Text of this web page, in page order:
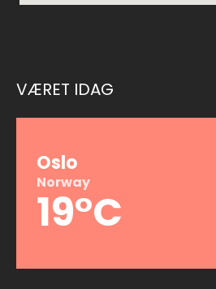
VÆRET IDAG
Oslo
Norway
19°C